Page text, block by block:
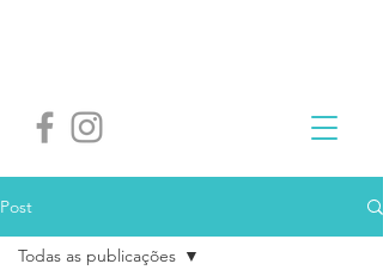
Post
Todas as publicações